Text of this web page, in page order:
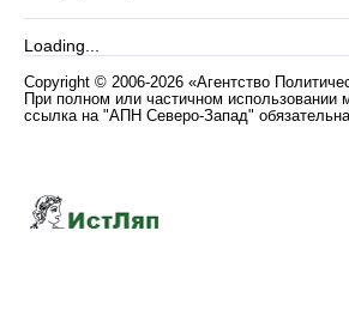
Loading...
Copyright © 2006-2026 «Агентство
При полном или частичном использовании
ссылка на "АПН Северо-Запад" обязательна